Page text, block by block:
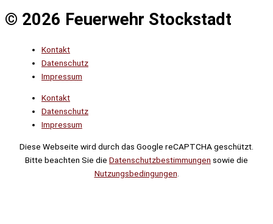
© 2026 Feuerwehr Stockstadt
Kontakt
Datenschutz
Impressum
Kontakt
Datenschutz
Impressum
Diese Webseite wird durch das Google reCAPTCHA geschützt.
Bitte beachten Sie die Datenschutzbestimmungen sowie die
Nutzungsbedingungen